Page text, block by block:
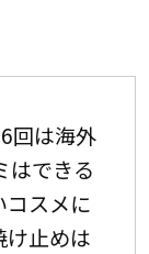
回は海外
はできる
コスメに
け止めは